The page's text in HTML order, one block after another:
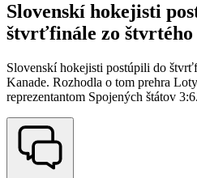
Slovenskí hokejisti
štvrťfinále zo štvrtého
Slovenskí hokejisti postúpili do
Kanade. Rozhodla o tom prehra
reprezentantom Spojených štátov 3:6.